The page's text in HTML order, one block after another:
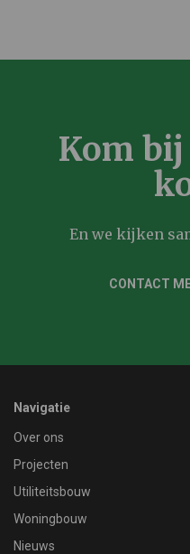
Kom bij
En we kijken
CONTACT
Navigatie
Over ons
Projecten
Utiliteitsbouw
Woningbouw
Nieuws